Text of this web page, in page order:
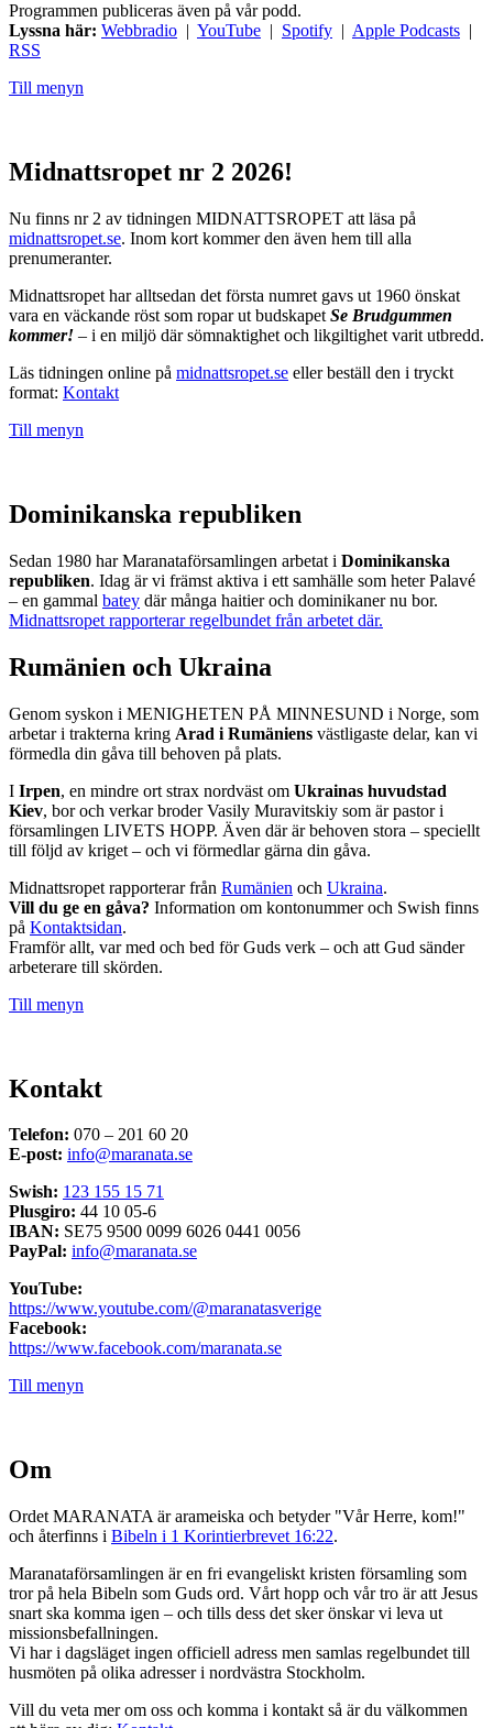
Programmen publiceras även på vår podd.
Lyssna här: Webbradio | YouTube | Spotify | Apple Podcasts |
RSS
Till menyn
Midnattsropet nr 2 2026!
Nu finns nr 2 av tidningen MIDNATTSROPET att läsa på
midnattsropet.se. Inom kort kommer den även hem till alla
prenumeranter.
Midnattsropet har alltsedan det första numret gavs ut 1960 önskat
vara en väckande röst som ropar ut budskapet Se Brudgummen
kommer! – i en miljö där sömnaktighet och likgiltighet varit utbredd.
Läs tidningen online på midnattsropet.se eller beställ den i tryckt
format: Kontakt
Till menyn
Dominikanska republiken
Sedan 1980 har Maranataförsamlingen arbetat i Dominikanska
republiken. Idag är vi främst aktiva i ett samhälle som heter Palavé
– en gammal batey där många haitier och dominikaner nu bor.
Midnattsropet rapporterar regelbundet från arbetet där.
Rumänien och Ukraina
Genom syskon i MENIGHETEN PÅ MINNESUND i Norge, som
arbetar i trakterna kring Arad i Rumäniens västligaste delar, kan vi
förmedla din gåva till behoven på plats.
I Irpen, en mindre ort strax nordväst om Ukrainas huvudstad
Kiev, bor och verkar broder Vasily Muravitskiy som är pastor i
församlingen LIVETS HOPP. Även där är behoven stora – speciellt
till följd av kriget – och vi förmedlar gärna din gåva.
Midnattsropet rapporterar från Rumänien och Ukraina.
Vill du ge en gåva? Information om kontonummer och Swish finns
på Kontaktsidan.
Framför allt, var med och bed för Guds verk – och att Gud sänder
arbeterare till skörden.
Till menyn
Kontakt
Telefon: 070 – 201 60 20
E-post: info@maranata.se
Swish: 123 155 15 71
Plusgiro: 44 10 05-6
IBAN: SE75 9500 0099 6026 0441 0056
PayPal: info@maranata.se
YouTube:
https://www.youtube.com/@maranatasverige
Facebook:
https://www.facebook.com/maranata.se
Till menyn
Om
Ordet MARANATA är arameiska och betyder "Vår Herre, kom!"
och återfinns i Bibeln i 1 Korintierbrevet 16:22.
Maranataförsamlingen är en fri evangeliskt kristen församling som
tror på hela Bibeln som Guds ord. Vårt hopp och vår tro är att Jesus
snart ska komma igen – och tills dess det sker önskar vi leva ut
missionsbefallningen.
Vi har i dagsläget ingen officiell adress men samlas regelbundet till
husmöten på olika adresser i nordvästra Stockholm.
Vill du veta mer om oss och komma i kontakt så är du välkommen